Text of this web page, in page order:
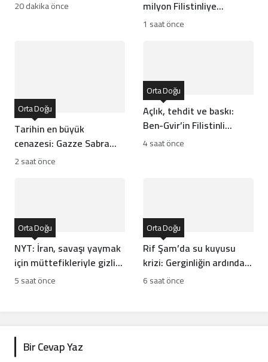
20 dakika önce
milyon Filistinliye
bedeldir”: Yerleşimci
1 saat önce
Tarihin en büyük
cenazesi: Gazze Sabra
katliamı kurbanlarını
Orta Doğu
2 saat önce
Açlık, tehdit ve baskı:
Ben-Gvir’in Filistinli
tutuklulara yönelik
Orta Doğu
4 saat önce
NYT: İran, savaşı yaymak
için müttefikleriyle gizli
plan yaptı
Orta Doğu
5 saat önce
Rif Şam’da su kuyusu
krizi: Gerginliğin ardından
bölgede sakinlik sağlandı
Orta Doğu
6 saat önce
Bir Cevap Yaz